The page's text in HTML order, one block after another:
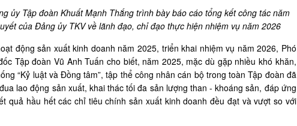
ủy Tập đoàn Khuất Mạnh Thắng trình bày báo cáo tổng kết công tác năm
của Đảng ủy TKV về lãnh đạo, chỉ đạo thực hiện nhiệm vụ năm 2026
động sản xuất kinh doanh năm 2025, triển khai nhiệm vụ năm 2026, Phó
Tập đoàn Vũ Anh Tuấn cho biết, năm 2025, mặc dù gặp nhiều khó khăn,
“Kỷ luật và Đồng tâm”, tập thể công nhân cán bộ trong toàn Tập đoàn đã
lao động sản xuất, khai thác tối đa sản lượng than - khoáng sản, đáp ứng
quả hầu hết các chỉ tiêu chính sản xuất kinh doanh đều đạt và vượt so với